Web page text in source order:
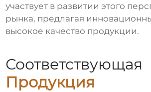
участвует в развитии этого
рынка, предлагая
высокое качество продукции.
Соответствующая
Продукция